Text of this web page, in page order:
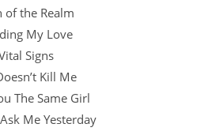
of the Realm
My Love
Signs
Kill Me
The Same Girl
Me Yesterday